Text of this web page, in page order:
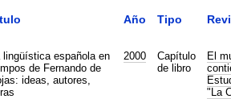
Año Tipo
lingüística española en
de Fernando de
ideas, autores,
2000
Capítulo
de libro
El
"La